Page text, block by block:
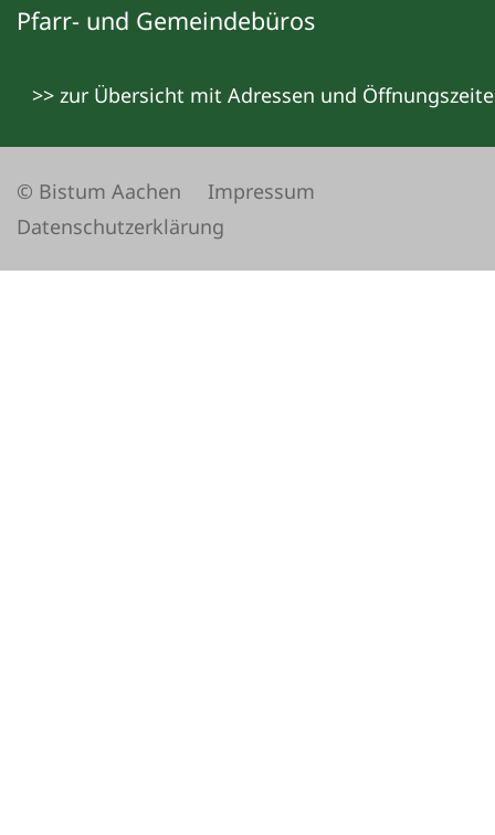
Pfarr- und Gemeindebüros
>> zur Übersicht mit Adressen und
© Bistum Aachen
Impressum
Datenschutzerklärung